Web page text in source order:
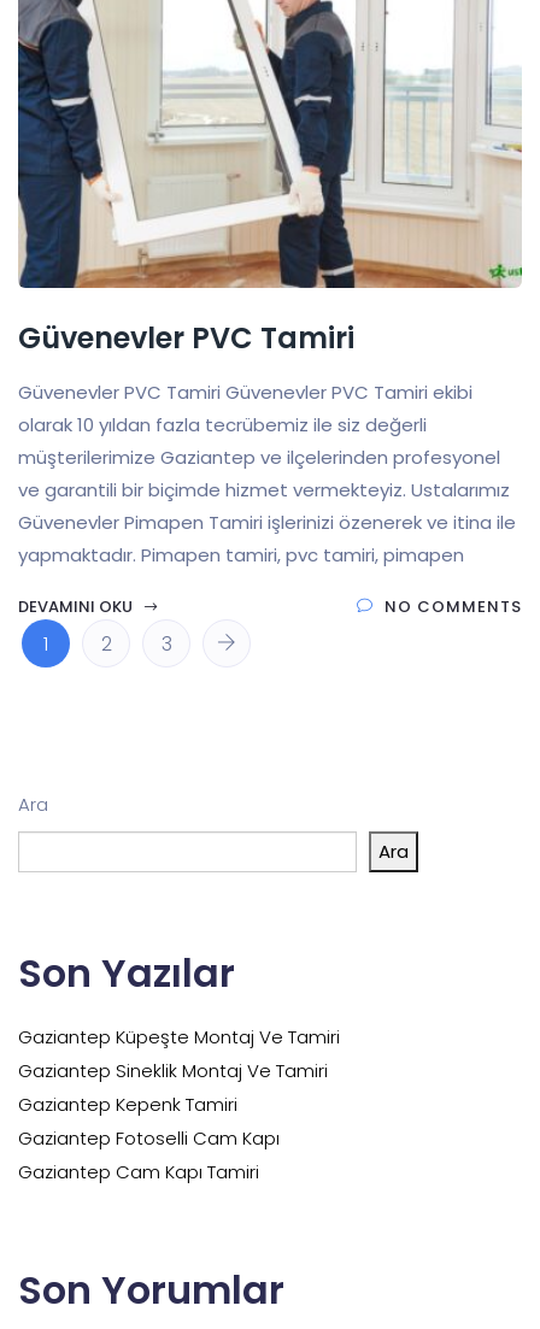
Güvenevler PVC Tamiri
Güvenevler PVC Tamiri Güvenevler PVC Tamiri ekibi
olarak 10 yıldan fazla tecrübemiz ile siz değerli
müşterilerimize Gaziantep ve ilçelerinden profesyonel
ve garantili bir biçimde hizmet vermekteyiz. Ustalarımız
Güvenevler Pimapen Tamiri işlerinizi özenerek ve itina ile
yapmaktadır. Pimapen tamiri, pvc tamiri, pimapen
DEVAMINI OKU NO COMMENTS
1 2 3
Ara
Ara
Son Yazılar
Gaziantep Küpeşte Montaj Ve Tamiri
Gaziantep Sineklik Montaj Ve Tamiri
Gaziantep Kepenk Tamiri
Gaziantep Fotoselli Cam Kapı
Gaziantep Cam Kapı Tamiri
Son Yorumlar